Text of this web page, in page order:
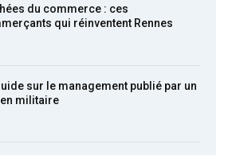
du commerce : ces
qui réinventent Rennes
sur le management publié par un
militaire